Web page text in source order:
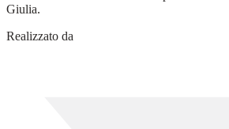
Giulia.
Realizzato da